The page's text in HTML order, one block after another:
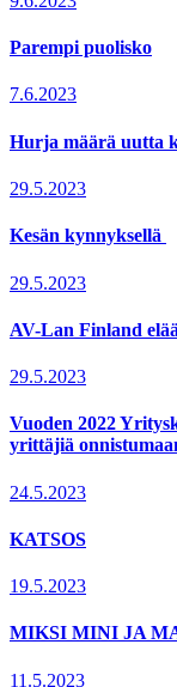
Parempi puolisko
7.6.2023
Hurja määrä uutta
29.5.2023
Kesän kynnyksellä
29.5.2023
AV-Lan Finland
29.5.2023
Vuoden 2022
yrittäjiä
24.5.2023
KATSOS
19.5.2023
MIKSI MINI JA
11.5.2023